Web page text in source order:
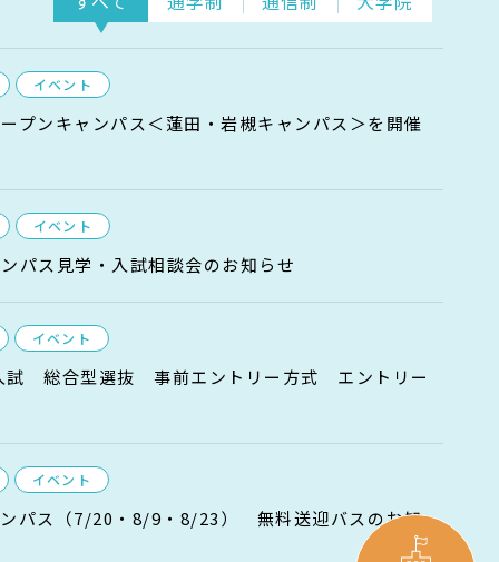
イベント
プンキャンパス＜蓮田・岩槻キャンパス＞を開催
イベント
パス見学・入試相談会のお知らせ
イベント
試 総合型選抜 事前エントリー方式 エントリー
イベント
ンパス（7/20・8/9・8/23） 無料送迎バスのお知